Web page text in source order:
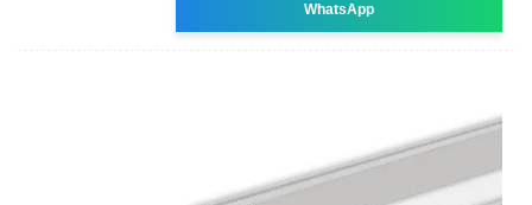
WhatsApp